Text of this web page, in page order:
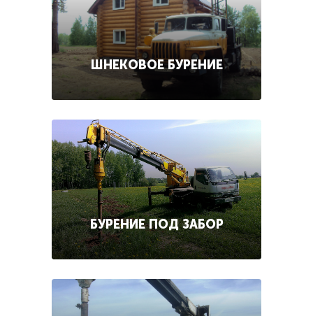
ШНЕКОВОЕ БУРЕНИЕ
БУРЕНИЕ ПОД ЗАБОР